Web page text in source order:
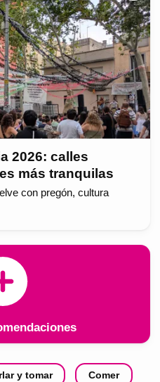
2026: calles
más tranquilas
con pregón, cultura
y tomar Comer